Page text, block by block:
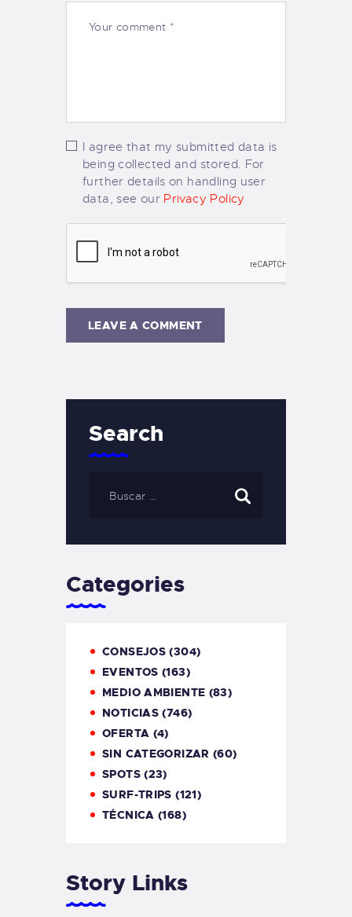
I agree that my submitted data is
being collected and stored. For
further details on handling user
data, see our Privacy Policy
Search
Categories
CONSEJOS (304)
EVENTOS (163)
MEDIO AMBIENTE (83)
NOTICIAS (746)
OFERTA (4)
SIN CATEGORIZAR (60)
SPOTS(23)
SURF-TRIPS (121)
TÉCNICA (168)
Story Links